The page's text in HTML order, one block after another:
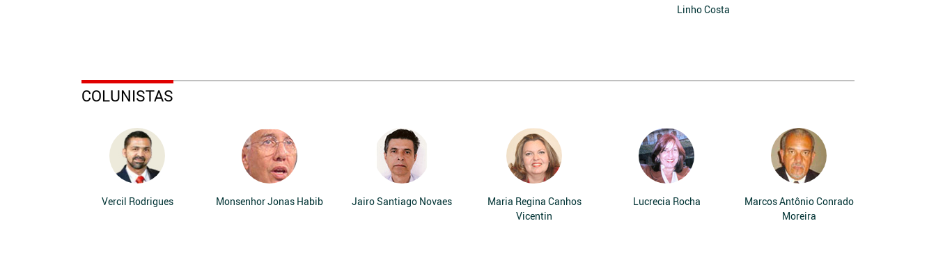
Linho Costa
COLUNISTAS
Vercil Rodrigues Monsenhor Jonas Habib Jairo Santiago Novaes
Maria Regina Canhos
Vicentin
Lucrecia Rocha
Marcos Antônio Conrado
Moreira